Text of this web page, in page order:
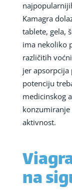
Kamagra
tablete, gela,
ima nekoliko
različitih
jer apsorpcija
potenciju
medicinskog
konzumiranje
aktivnost.
na